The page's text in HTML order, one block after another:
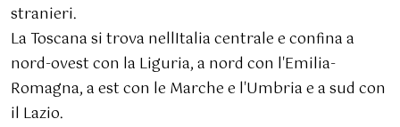
stranieri.
La Toscana si trova nellItalia centrale e confina a
nord-ovest con la Liguria, a nord con l'Emilia-
Romagna, a est con le Marche e l'Umbria e a sud con
il Lazio.